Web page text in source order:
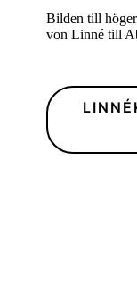
Bilden till
von Linné till